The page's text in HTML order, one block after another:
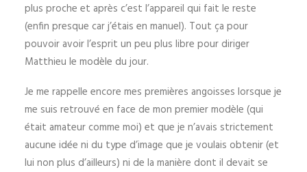
plus proche et après c’est l’appareil qui fait le reste
(enfin presque car j’étais en manuel). Tout ça pour
pouvoir avoir l’esprit un peu plus libre pour diriger
Matthieu le modèle du jour.
Je me rappelle encore mes premières angoisses lorsque je
me suis retrouvé en face de mon premier modèle (qui
était amateur comme moi) et que je n’avais strictement
aucune idée ni du type d’image que je voulais obtenir (et
lui non plus d’ailleurs) ni de la manière dont il devait se